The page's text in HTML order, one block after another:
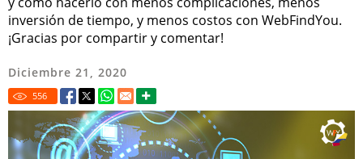
inversión de tiempo, y menos costos con WebFindYou.
¡Gracias por compartir y comentar!
Diciembre 21, 2020
556